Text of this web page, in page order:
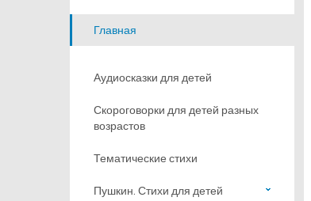
Главная
Аудиосказки для детей
Скороговорки для детей разных
возрастов
Тематические стихи
Пушкин. Стихи для детей